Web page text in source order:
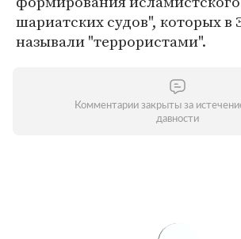
шариатских судов", которых
называли "террористами".
Комментарии закрыты за
давности